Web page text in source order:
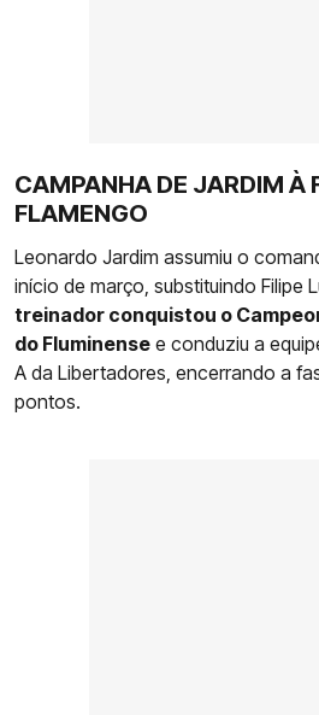
CAMPANHA DE JARDIM À
FLAMENGO
Leonardo Jardim assumiu o
início de março, substituindo Filipe
treinador conquistou o
do Fluminense e conduziu a
A da Libertadores, encerrando a
pontos.